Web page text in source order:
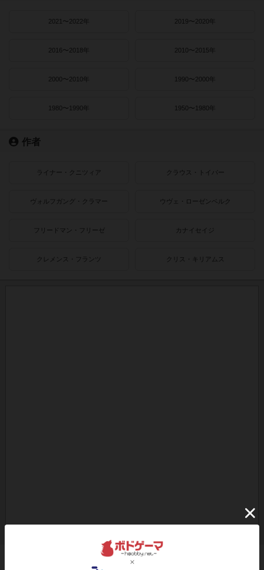
2021〜2022年 2019〜2020年
2016〜2018年 2010〜2015年
2000〜2010年 1990〜2000年
1980〜1990年 1950〜1980年
作者
ライナー・クニツィア クラウス・トイバー
ヴォルフガング・クラマー ウヴェ・ローゼンベルク
フリードマン・フリーゼ カナイセイジ
クレメンス・フランツ クリス・キリアムス
ボドゲーマのアプリ版はこちら